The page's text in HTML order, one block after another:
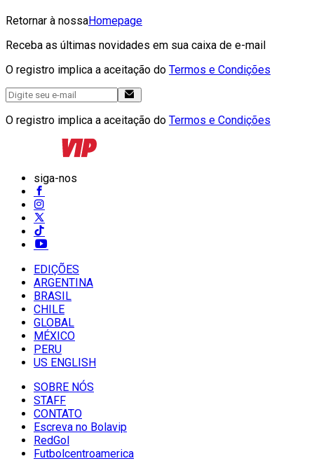
Retornar à nossaHomepage
Receba as últimas novidades em sua caixa de e-mail
O registro implica a aceitação do Termos e Condições
O registro implica a aceitação do Termos e Condições
siga-nos
EDIÇÕES
ARGENTINA
BRASIL
CHILE
GLOBAL
MÉXICO
PERU
US ENGLISH
SOBRE NÓS
STAFF
CONTATO
Escreva no Bolavip
RedGol
Futbolcentroamerica